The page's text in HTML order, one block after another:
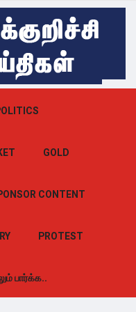
GOLD
CONTENT
PROTEST
பார்க்க..